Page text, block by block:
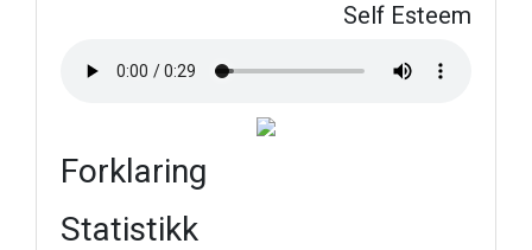
Self Esteem
Forklaring
Statistikk